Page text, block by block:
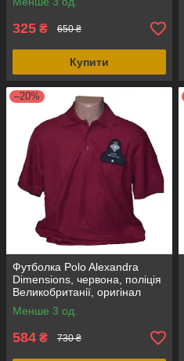
325 ₴ 650 ₴
Купити
–20%
Футболка Polo Alexandra
Dimensions, червона, поліція
Великобританії, оригінал
Менше 3 од.
584 ₴ 730 ₴